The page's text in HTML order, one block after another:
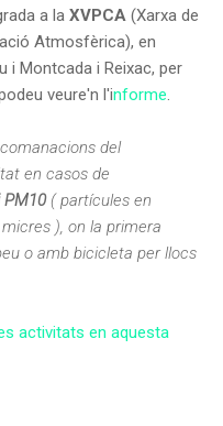
a la XVPCA (Xarxa de
Atmosfèrica), en
i Montcada i Reixac, per
veure'n l'informe
del
en casos de
PM10( partícules en
), on la primera
o amb bicicleta per llocs
activitats en aquesta